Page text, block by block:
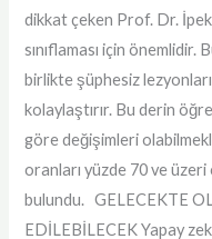
dikkat çeken Prof. Dr.
sınıflaması için
birlikte şüphesiz
kolaylaştırır. Bu derin
göre değişimleri
oranları yüzde 70 ve üzeri
bulundu. GELECEKTE
EDİLEBİLECEK Yapay